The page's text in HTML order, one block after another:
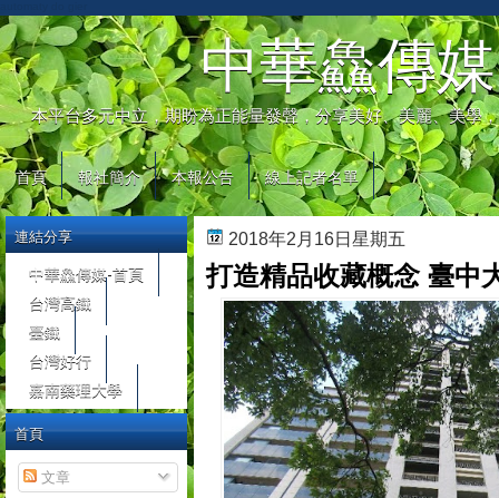
中華鱻傳媒
本平台多元中立，期盼為正能量發聲，分享美好、美麗、美學
首頁 報社簡介 本報公告 線上記者名單
2018年2月16日星期五
打造精品收藏概念 臺中
連結分享
中華鱻傳媒-首頁
台灣高鐵
臺鐵
台灣好行
嘉南藥理大學
首頁
文章